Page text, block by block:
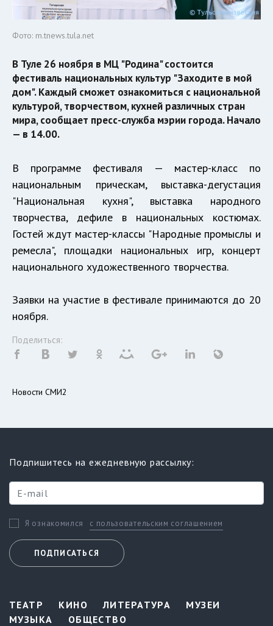
Фото: m.tnews.tula.net
В Туле 26 ноября в МЦ "Родина" состоится
фестиваль национальных культур "Заходите в мой
дом". Каждый сможет ознакомиться с национальной
культурой, творчеством, кухней различных стран
мира, сообщает пресс-служба мэрии города. Начало
— в 14.00.
В программе фестиваля — мастер-класс по
национальным прическам, выставка-дегустация
"Национальная кухня", выставка народного
творчества, дефиле в национальных костюмах.
Гостей ждут мастер-классы "Народные промыслы и
ремесла", площадки национальных игр, концерт
национального художественного творчества.
Заявки на участие в фестивале принимаются до 20
ноября.
Поделиться:
Новости СМИ2
Подпишитесь на ежедневную рассылку:
Я ознакомился с пользовательским соглашением
ПОДПИСАТЬСЯ
ТЕАТР КИНО ЛИТЕРАТУРА
МУЗЕИ
МУЗЫКА
ОБЩЕСТВО